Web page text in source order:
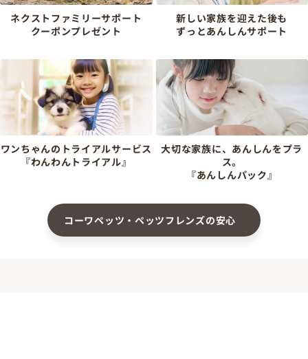
ネクストファミリーサポート
クーポンプレゼント
新しい家族を迎えた後も
ずっとあんしんサポート
ワンちゃんのトライアルサービス
『わんわんトライアル』
大切な家族に、あんしんをプラ
ス。
『あんしんパック』
コーワペッツ・ペッツフレンズの安心